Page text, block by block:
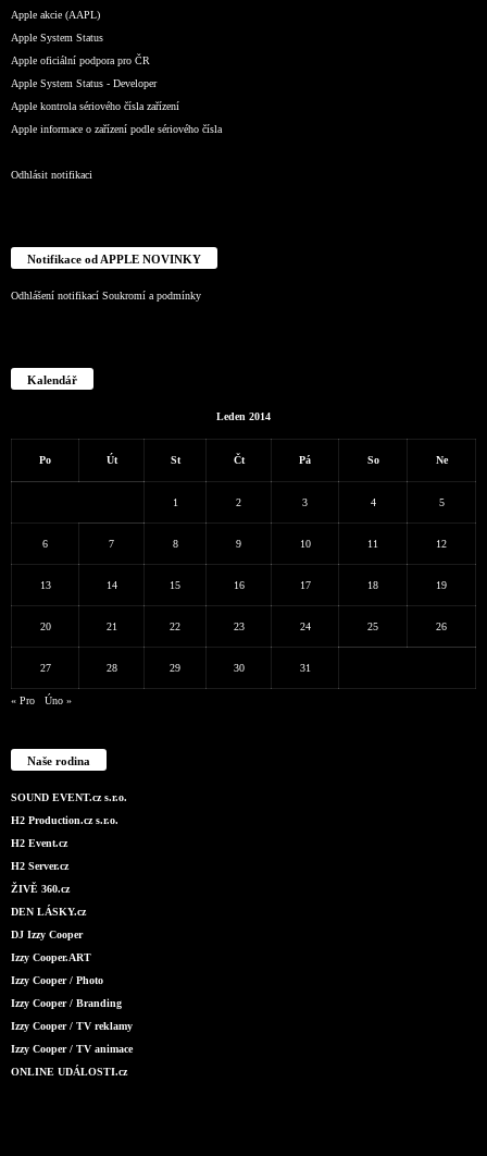
Apple akcie (AAPL)
Apple System Status
Apple oficiální podpora pro ČR
Apple System Status - Developer
Apple kontrola sériového čísla zařízení
Apple informace o zařízení podle sériového čísla
Odhlásit notifikaci
Notifikace od APPLE NOVINKY
Odhlášení notifikací Soukromí a podmínky
Kalendář
Leden 2014
Po Út St Čt Pá So Ne
1 2 3 4 5
6 7 8 9 10 11 12
13 14 15 16 17 18 19
20 21 22 23 24 25 26
27 28 29 30 31
« Pro Úno »
Naše rodina
SOUND EVENT.cz s.r.o.
H2 Production.cz s.r.o.
H2 Event.cz
H2 Server.cz
ŽIVĚ 360.cz
DEN LÁSKY.cz
DJ Izzy Cooper
Izzy Cooper.ART
Izzy Cooper / Photo
Izzy Cooper / Branding
Izzy Cooper / TV reklamy
Izzy Cooper / TV animace
ONLINE UDÁLOSTI.cz